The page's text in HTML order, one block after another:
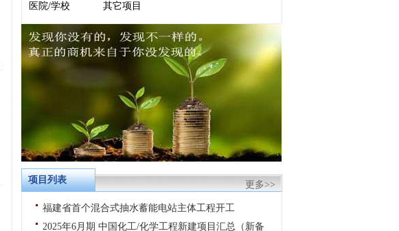
医院/学校
其它项目
更多>>
项目列表
福建省首个混合式抽水蓄能电站主体工程开工
2025年6月期 中国化工/化学工程新建项目汇总（新备